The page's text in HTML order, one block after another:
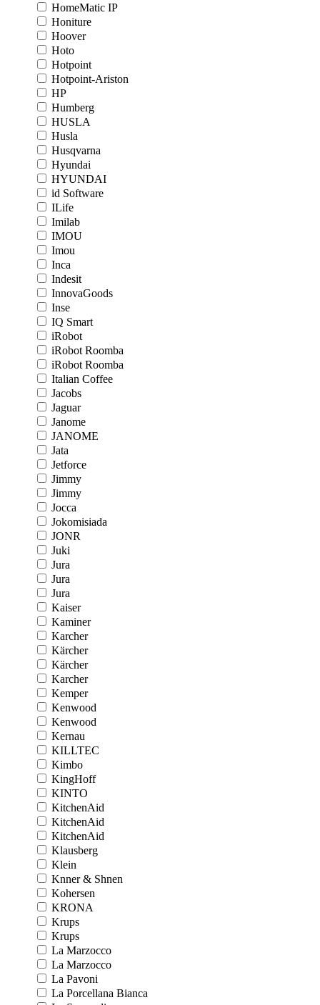
HomeMatic IP
Honiture
Hoover
Hoto
Hotpoint
Hotpoint-Ariston
HP
Humberg
HUSLA
Husla
Husqvarna
Hyundai
HYUNDAI
id Software
ILife
Imilab
IMOU
Imou
Inca
Indesit
InnovaGoods
Inse
IQ Smart
iRobot
iRobot Roomba
iRobot Roomba
Italian Coffee
Jacobs
Jaguar
Janome
JANOME
Jata
Jetforce
Jimmy
Jimmy
Jocca
Jokomisiada
JONR
Juki
Jura
Jura
Jura
Kaiser
Kaminer
Karcher
Kärcher
Kärcher
Karcher
Kemper
Kenwood
Kenwood
Kernau
KILLTEC
Kimbo
KingHoff
KINTO
KitchenAid
KitchenAid
KitchenAid
Klausberg
Klein
Knner & Shnen
Kohersen
KRONA
Krups
Krups
La Marzocco
La Marzocco
La Pavoni
La Porcellana Bianca